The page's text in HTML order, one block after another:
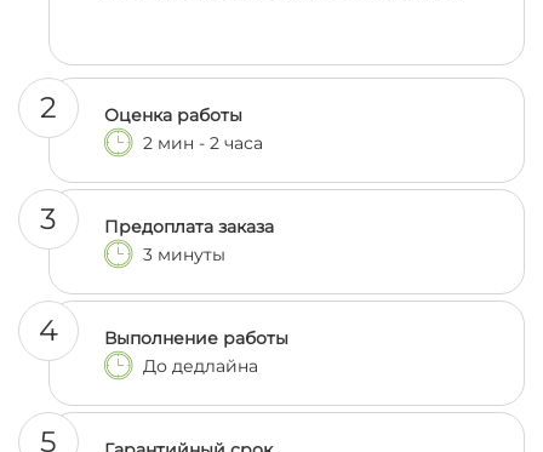
2
Оценка работы
2 мин - 2 часа
3
Предоплата заказа
3 минуты
4
Выполнение работы
До дедлайна
5